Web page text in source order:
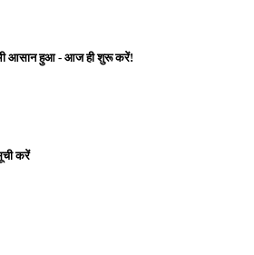
आसान हुआ - आज ही शुरू करें!
करें